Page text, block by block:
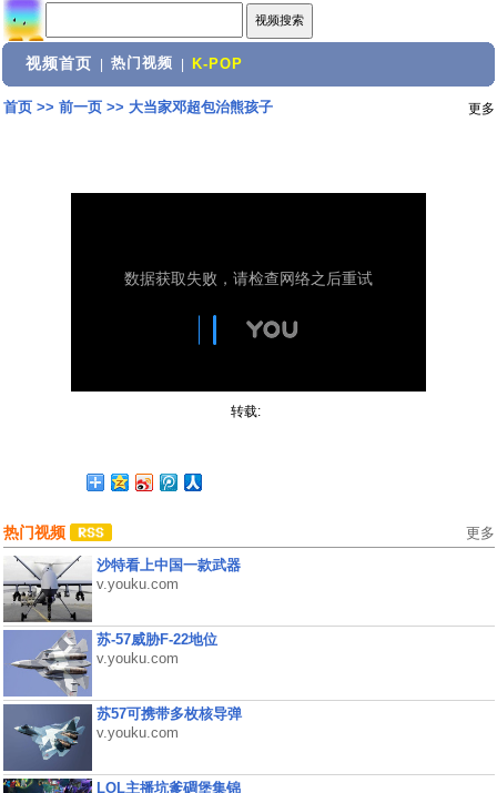
视频首页 热门视频 K-POP
首页>> 前一页>> 大当家邓超包治熊孩子 更多
转载:
热门视频 更多
沙特看上中国一款武器
v.youku.com
苏-57威胁F-22地位
v.youku.com
苏57可携带多枚核导弹
v.youku.com
LOL主播坑爹碉堡集锦